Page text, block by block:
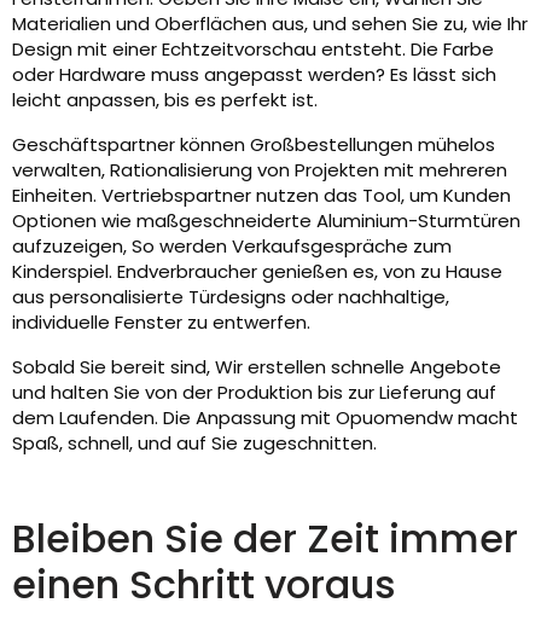
Materialien und Oberflächen aus, und sehen Sie zu, wie Ihr
Design mit einer Echtzeitvorschau entsteht. Die Farbe
oder Hardware muss angepasst werden? Es lässt sich
leicht anpassen, bis es perfekt ist.
Geschäftspartner können Großbestellungen mühelos
verwalten, Rationalisierung von Projekten mit mehreren
Einheiten. Vertriebspartner nutzen das Tool, um Kunden
Optionen wie maßgeschneiderte Aluminium-Sturmtüren
aufzuzeigen, So werden Verkaufsgespräche zum
Kinderspiel. Endverbraucher genießen es, von zu Hause
aus personalisierte Türdesigns oder nachhaltige,
individuelle Fenster zu entwerfen.
Sobald Sie bereit sind, Wir erstellen schnelle Angebote
und halten Sie von der Produktion bis zur Lieferung auf
dem Laufenden. Die Anpassung mit Opuomendw macht
Spaß, schnell, und auf Sie zugeschnitten.
Bleiben Sie der Zeit immer
einen Schritt voraus